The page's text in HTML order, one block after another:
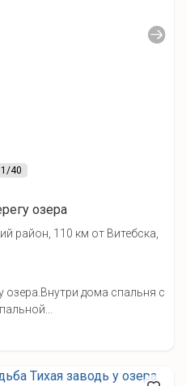
1/40
озера
район, 110 км от Витебска,
озера.Внутри дома спальня с